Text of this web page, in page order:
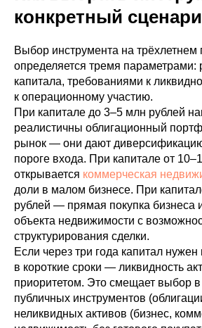
конкретный
Выбор инструмента на трёхлетнем
определяется тремя параметрами:
капитала, требованиями к
к операционному участию.
При капитале до 3–5 млн рублей
реалистичны облигационный
рынок — они дают
пороге входа. При капитале от
открывается коммерческая
доли в малом бизнесе. При
рублей — прямая покупка бизнеса
объекта недвижимости с
структурирования сделки.
Если через три года капитал
в короткие сроки — ликвидность
приоритетом. Это смещает выбор в
публичных инструментов
неликвидных активов (бизнес,